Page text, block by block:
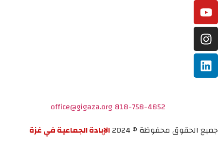
818-758-4852
office@gigaza.org
جميع الحقوق محفوظة © 2024
الإبادة الجماعية في غزة